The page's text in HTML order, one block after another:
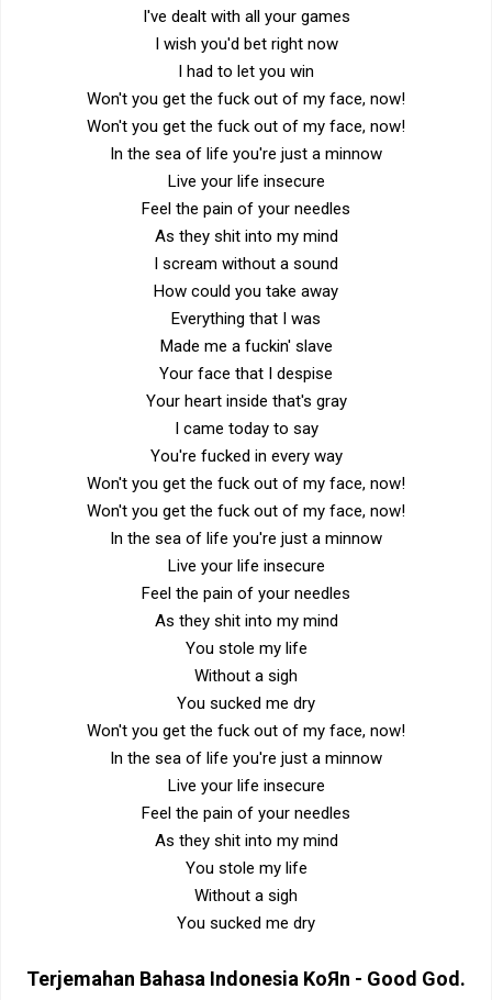
I've dealt with all your games
I wish you'd bet right now
I had to let you win
Won't you get the fuck out of my face, now!
Won't you get the fuck out of my face, now!
In the sea of life you're just a minnow
Live your life insecure
Feel the pain of your needles
As they shit into my mind
I scream without a sound
How could you take away
Everything that I was
Made me a fuckin' slave
Your face that I despise
Your heart inside that's gray
I came today to say
You're fucked in every way
Won't you get the fuck out of my face, now!
Won't you get the fuck out of my face, now!
In the sea of life you're just a minnow
Live your life insecure
Feel the pain of your needles
As they shit into my mind
You stole my life
Without a sigh
You sucked me dry
Won't you get the fuck out of my face, now!
In the sea of life you're just a minnow
Live your life insecure
Feel the pain of your needles
As they shit into my mind
You stole my life
Without a sigh
You sucked me dry
Terjemahan Bahasa Indonesia KoЯn - Good God.